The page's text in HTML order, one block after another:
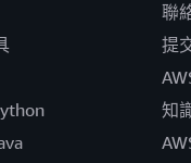
聯
提
知